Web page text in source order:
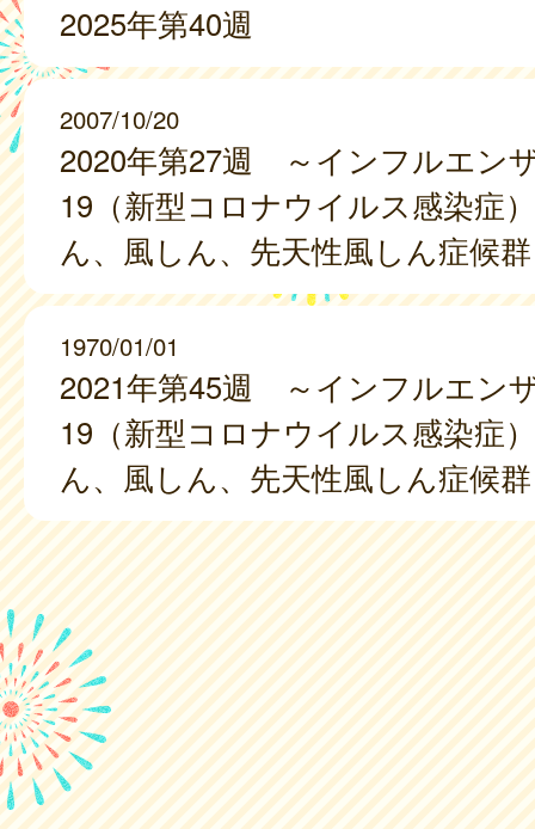
2025年第40週
2007/10/20
2020年第27週 ～インフルエン
19（新型コロナウイルス感染症
ん、風しん、先天性風しん症候
1970/01/01
2021年第45週 ～インフルエン
19（新型コロナウイルス感染症
ん、風しん、先天性風しん症候